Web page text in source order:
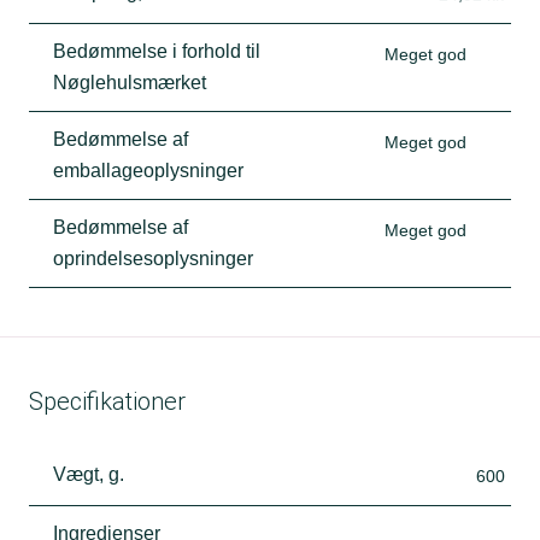
Bedømmelse i forhold til
Nøglehulsmærket
Meget god
Bedømmelse af
emballageoplysninger
Meget god
Bedømmelse af
oprindelsesoplysninger
Meget god
Specifikationer
Vægt, g. 600
Ingredienser